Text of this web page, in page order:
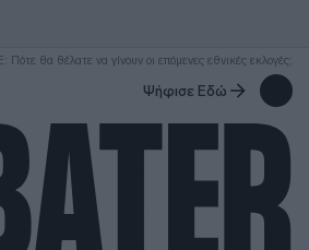
Πότε θα θέλατε να γίνουν οι επόμενες εθνικές εκλογές;
Ψήφισε Εδώ